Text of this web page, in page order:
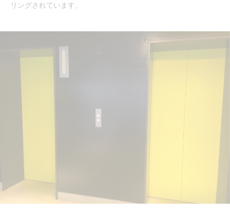
リングされています。